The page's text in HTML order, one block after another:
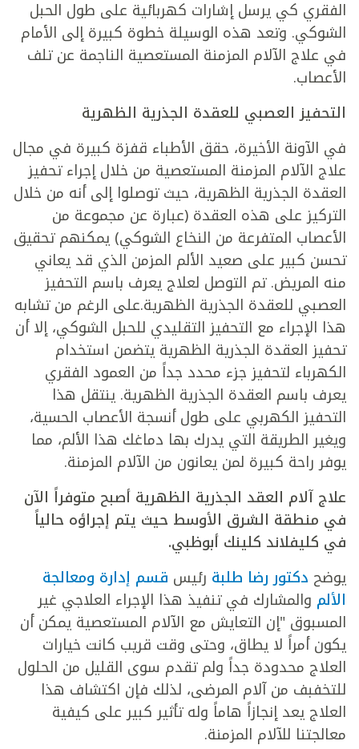
الفقري كي يرسل إشارات كهربائية على طول الحبل
الشوكي. وتعد هذه الوسيلة خطوة كبيرة إلى الأمام
في علاج الآلام المزمنة المستعصية الناجمة عن تلف
الأعصاب.
التحفيز العصبي للعقدة الجذرية الظهرية
في الآونة الأخيرة، حقق الأطباء قفزة كبيرة في مجال
علاج الآلام المزمنة المستعصية من خلال إجراء تحفيز
العقدة الجذرية الظهرية، حيث توصلوا إلى أنه من خلال
التركيز على هذه العقدة (عبارة عن مجموعة من
الأعصاب المتفرعة من النخاع الشوكي) يمكنهم تحقيق
تحسن كبير على صعيد الألم المزمن الذي قد يعاني
منه المريض. تم التوصل لعلاج يعرف باسم التحفيز
العصبي للعقدة الجذرية الظهرية.على الرغم من تشابه
هذا الإجراء مع التحفيز التقليدي للحبل الشوكي، إلا أن
تحفيز العقدة الجذرية الظهرية يتضمن استخدام
الكهرباء لتحفيز جزء محدد جداً من العمود الفقري
يعرف باسم العقدة الجذرية الظهرية. ينتقل هذا
التحفيز الكهربي على طول أنسجة الأعصاب الحسية،
ويغير الطريقة التي يدرك بها دماغك هذا الألم، مما
يوفر راحة كبيرة لمن يعانون من الآلام المزمنة.
علاج آلام العقد الجذرية الظهرية أصبح متوفراً الآن
في منطقة الشرق الأوسط حيث يتم إجراؤه حالياً
في كليفلاند كلينك أبوظبي.
يوضح دكتور رضا طلبة رئيس قسم إدارة ومعالجة
الألم والمشارك في تنفيذ هذا الإجراء العلاجي غير
المسبوق "إن التعايش مع الآلام المستعصية يمكن أن
يكون أمراً لا يطاق، وحتى وقت قريب كانت خيارات
العلاج محدودة جداً ولم تقدم سوى القليل من الحلول
للتخفبف من آلام المرضى، لذلك فإن اكتشاف هذا
العلاج يعد إنجازاً هاماً وله تأثير كبير على كيفية
معالجتنا للآلام المزمنة.